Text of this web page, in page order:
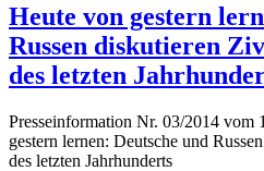
Heute von gestern
Russen diskutieren
des letzten
Presseinformation Nr. 03/2014 vom
gestern lernen: Deutsche und
des letzten Jahrhunderts